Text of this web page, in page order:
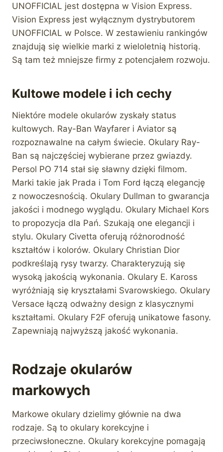
UNOFFICIAL jest dostępna w Vision Express.
Vision Express jest wyłącznym dystrybutorem
UNOFFICIAL w Polsce. W zestawieniu rankingów
znajdują się wielkie marki z wieloletnią historią.
Są tam też mniejsze firmy z potencjałem rozwoju.
Kultowe modele i ich cechy
Niektóre modele okularów zyskały status
kultowych. Ray-Ban Wayfarer i Aviator są
rozpoznawalne na całym świecie. Okulary Ray-
Ban są najczęściej wybierane przez gwiazdy.
Persol PO 714 stał się sławny dzięki filmom.
Marki takie jak Prada i Tom Ford łączą elegancję
z nowoczesnością. Okulary Dullman to gwarancja
jakości i modnego wyglądu. Okulary Michael Kors
to propozycja dla Pań. Szukają one elegancji i
stylu. Okulary Civetta oferują różnorodność
kształtów i kolorów. Okulary Christian Dior
podkreślają rysy twarzy. Charakteryzują się
wysoką jakością wykonania. Okulary E. Kaross
wyróżniają się kryształami Svarowskiego. Okulary
Versace łączą odważny design z klasycznymi
kształtami. Okulary F2F oferują unikatowe fasony.
Zapewniają najwyższą jakość wykonania.
Rodzaje okularów
markowych
Markowe okulary dzielimy głównie na dwa
rodzaje. Są to okulary korekcyjne i
przeciwsłoneczne. Okulary korekcyjne pomagają